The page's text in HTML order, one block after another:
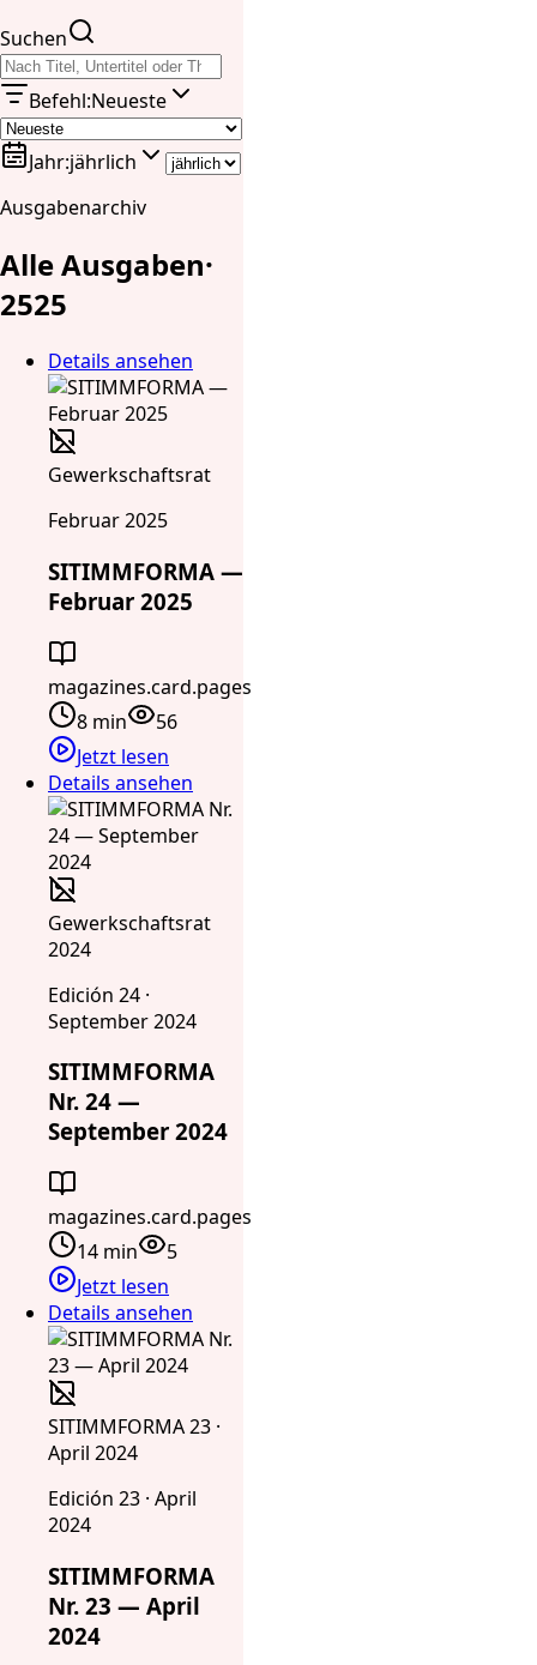
Suchen
Befehl:Neueste
Jahr:jährlich
Ausgabenarchiv
Alle Ausgaben·
2525
Details ansehen
Gewerkschaftsrat
Februar 2025
SITIMMFORMA —
Februar 2025
magazines.card.pages
8 min
56
Jetzt lesen
Details ansehen
Gewerkschaftsrat
2024
Edición 24 ·
September 2024
SITIMMFORMA
Nr. 24 —
September 2024
magazines.card.pages
14 min
5
Jetzt lesen
Details ansehen
SITIMMFORMA 23 ·
April 2024
Edición 23 · April
2024
SITIMMFORMA
Nr. 23 — April
2024